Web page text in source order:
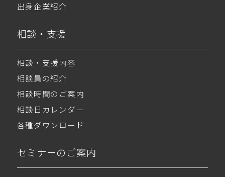
出身企業紹介
相談・支援
相談・支援内容
相談員の紹介
相談時間のご案内
相談日カレンダー
各種ダウンロード
セミナーのご案内